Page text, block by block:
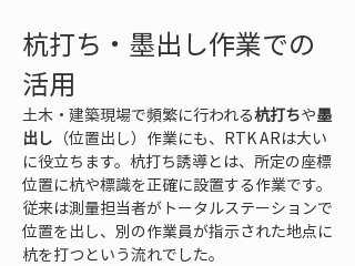
杭打ち・墨出し作業での
活用
土木・建築現場で頻繁に行われる杭打ちや墨
出し （位置出し）作業にも、RTK ARは大い
に役立ちます。杭打ち誘導とは、所定の座標
位置に杭や標識を正確に設置する作業です。
従来は測量担当者がトータルステーションで
位置を出し、別の作業員が指示された地点に
杭を打つという流れでした。